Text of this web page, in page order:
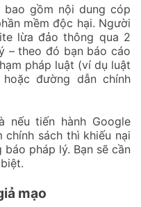
bao gồm nội dung cóp
mềm độc hại. Người
lừa đảo thông qua 2
– theo đó bạn báo cáo
pháp luật (ví dụ luật
đường dẫn chính
tiến hành Google
sách thì khiếu nại
pháp lý. Bạn sẽ cần
mạo